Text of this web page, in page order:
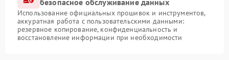
безопасное обслуживание данных
Использование официальных прошивок и инструментов,
аккуратная работа с пользовательскими данными:
резервное копирование, конфиденциальность и
восстановление информации при необходимости